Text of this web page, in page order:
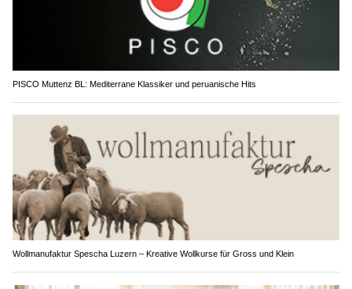
PISCO Muttenz BL: Mediterrane Klassiker und peruanische Hits
Wollmanufaktur Spescha Luzern – Kreative Wollkurse für Gross und Klein